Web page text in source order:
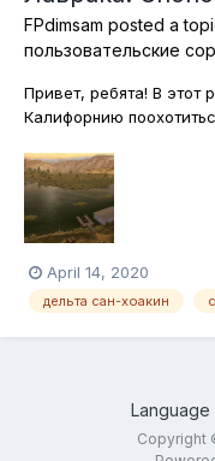
FPdimsam posted a
пользовательские
Привет, ребята! В этот
Калифорнию
спиннинговые и
использовать
индивидуальное,
April 14, 2020
дельта сан-хоакин
Language
Copyright